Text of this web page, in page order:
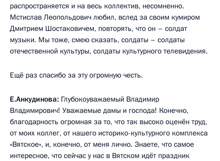
распространяется и на весь коллектив, несомненно.
Мстислав Леопольдович любил, вслед за своим кумиром
Дмитрием Шостаковичем, повторять, что он – солдат
музыки. Мы тоже, смею сказать, солдаты – солдаты
отечественной культуры, солдаты культурного телевидения.
Ещё раз спасибо за эту огромную честь.
Е.Анкудинова: Глубокоуважаемый Владимир
Владимирович! Уважаемые дамы и господа! Конечно,
благодарность огромная за то, что так высоко оценён труд,
от моих коллег, от нашего историко-культурного комплекса
«Вятское», и, конечно, от меня лично. Знаете, что самое
интересное, что сейчас у нас в Вятском идёт праздник